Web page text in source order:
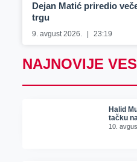
Dejan Matić priredio
trgu
9. avgust 2026. 23:19
NAJNOVIJE
Halid
tačku
10.